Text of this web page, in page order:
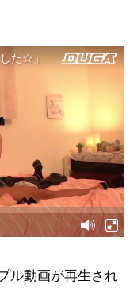
ル動画が再生され